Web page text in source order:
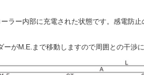
ー内部に充電された状態です。感電防
がM.E.まで移動しますので周囲との干渉に